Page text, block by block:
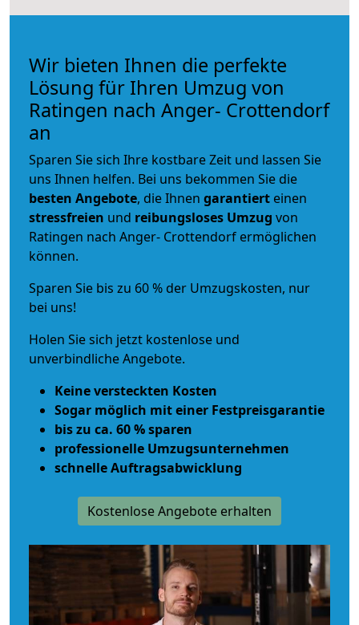
Wir bieten Ihnen die perfekte
Lösung für Ihren Umzug von
Ratingen nach Anger- Crottendorf
an
Sparen Sie sich Ihre kostbare Zeit und lassen Sie
uns Ihnen helfen. Bei uns bekommen Sie die
besten Angebote, die Ihnen garantiert einen
stressfreien und reibungsloses Umzug von
Ratingen nach Anger- Crottendorf ermöglichen
können.
Sparen Sie bis zu 60 % der Umzugskosten, nur
bei uns!
Holen Sie sich jetzt kostenlose und
unverbindliche Angebote.
Keine versteckten Kosten
Sogar möglich mit einer Festpreisgarantie
bis zu ca. 60 % sparen
professionelle Umzugsunternehmen
schnelle Auftragsabwicklung
Kostenlose Angebote erhalten